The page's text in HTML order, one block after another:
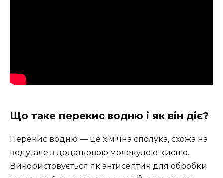
Що таке перекис водню і як він діє?
Перекис водню — це хімічна сполука, схожа на
воду, але з додатковою молекулою кисню.
Використовується як антисептик для обробки